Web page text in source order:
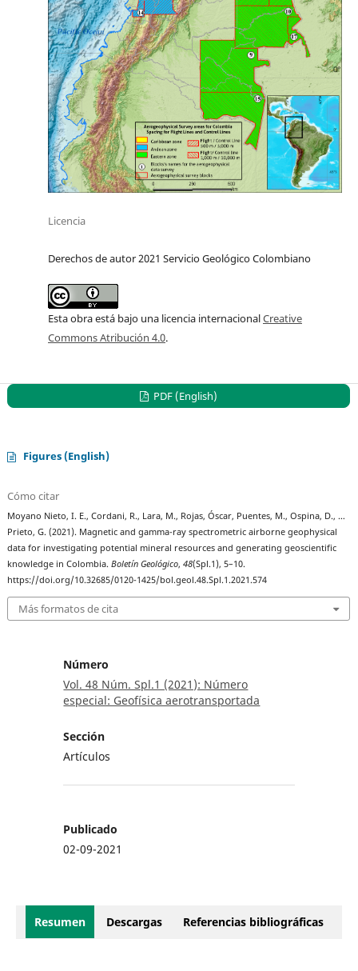
Licencia
Derechos de autor 2021 Servicio Geológico Colombiano
Esta obra está bajo una licencia internacionalCreative
Commons Atribución 4.0.
PDF (English)
Figures (English)
Cómo citar
Moyano Nieto, I. E., Cordani, R., Lara, M., Rojas, Óscar, Puentes, M., Ospina, D., …
Prieto, G. (2021). Magnetic and gamma-ray spectrometric airborne geophysical
data for investigating potential mineral resources and generating geoscientific
knowledge in Colombia.Boletín Geológico,48(Spl.1), 5–10.
https://doi.org/10.32685/0120-1425/bol.geol.48.Spl.1.2021.574
Más formatos de cita
Número
Vol. 48 Núm. Spl.1 (2021): Número
especial: Geofísica aerotransportada
Sección
Artículos
Publicado
02-09-2021
Resumen Descargas Referencias bibliográficas